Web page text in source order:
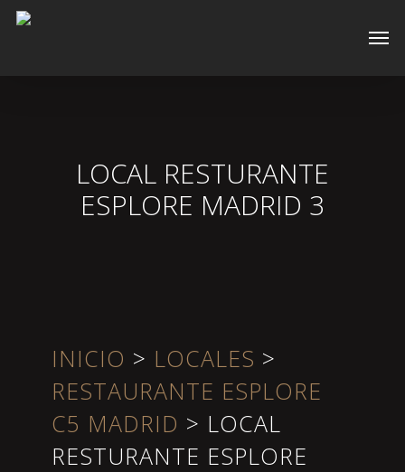
Skip
LOCAL RESTURANTE
ESPLORE MADRID 3
INICIO > LOCALES >
RESTAURANTE ESPLORE
C5 MADRID > LOCAL
RESTURANTE ESPLORE